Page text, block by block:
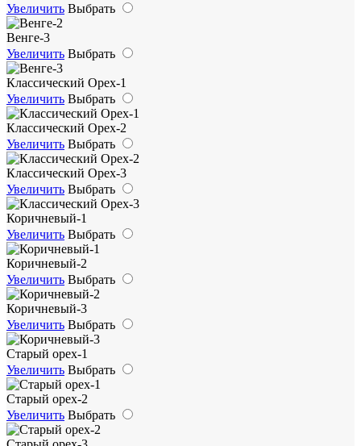
Увеличить Выбрать
Венге-3
Увеличить Выбрать
Классический Орех-1
Увеличить Выбрать
Классический Орех-2
Увеличить Выбрать
Классический Орех-3
Увеличить Выбрать
Коричневый-1
Увеличить Выбрать
Коричневый-2
Увеличить Выбрать
Коричневый-3
Увеличить Выбрать
Старый орех-1
Увеличить Выбрать
Старый орех-2
Увеличить Выбрать